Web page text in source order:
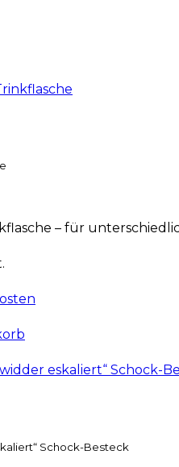
– für
Schock-Besteck